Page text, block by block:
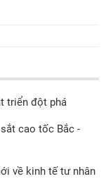
triển đột phá
cao tốc Bắc -
về kinh tế tư nhân